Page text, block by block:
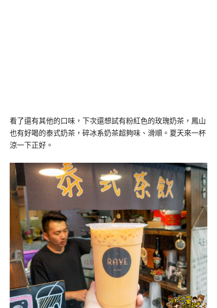
看了還有其他的口味，下次還想試有粉紅色的玫瑰奶茶，鳳山
也有好喝的泰式奶茶，碎冰系奶茶超夠味、滑順。夏天來一杯
涼一下正好。